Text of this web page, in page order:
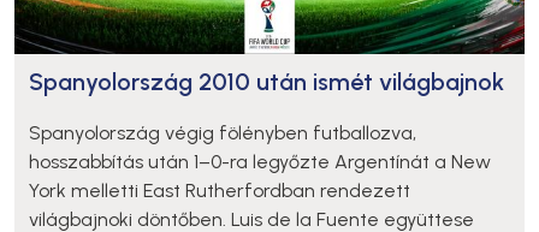
Spanyolország 2010 után ismét világbajnok
Spanyolország végig fölényben futballozva,
hosszabbítás után 1–0-ra legyőzte Argentínát a New
York melletti East Rutherfordban rendezett
világbajnoki döntőben. Luis de la Fuente együttese